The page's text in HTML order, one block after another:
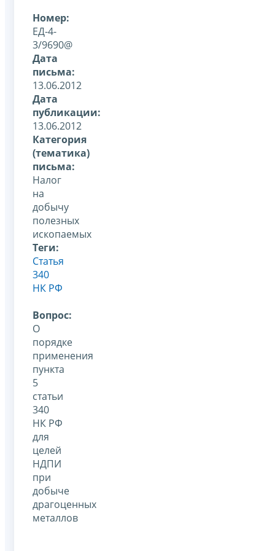
Номер:
ЕД-4-
3/9690@
Дата
письма:
13.06.2012
Дата
публикации:
13.06.2012
Категория
(тематика)
письма:
Налог
на
добычу
полезных
ископаемых
Теги:
Статья
340
НК РФ
Вопрос:
О
порядке
применения
пункта
5
статьи
340
НК РФ
для
целей
НДПИ
при
добыче
драгоценных
металлов